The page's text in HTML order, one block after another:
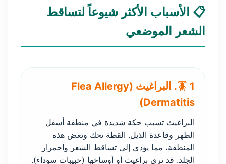
📋 الأسباب الأكثر شيوعاً لتساقط
الشعر الموضعي
🪳 1. البراغيث (Flea Allergy
Dermatitis)
البراغيث تسبب حكة شديدة في منطقة أسفل
الظهر وقاعدة الذيل. القطة تحك وتعض هذه
المنطقة، مما يؤدي إلى تساقط الشعر واحمرار
الجلد. قد ترى براغيث أو أوساخها (حبيبات سوداء).